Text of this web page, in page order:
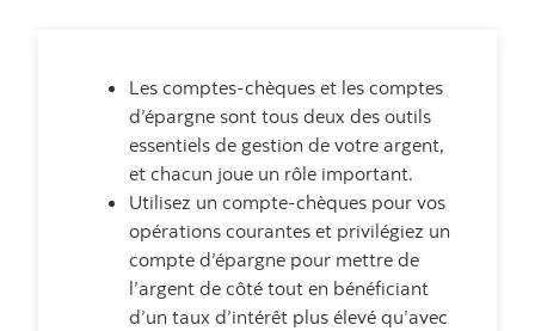
Les comptes-chèques et les comptes
d’épargne sont tous deux des outils
essentiels de gestion de votre argent,
et chacun joue un rôle important.
Utilisez un compte-chèques pour vos
opérations courantes et privilégiez un
compte d’épargne pour mettre de
l’argent de côté tout en bénéficiant
d’un taux d’intérêt plus élevé qu’avec